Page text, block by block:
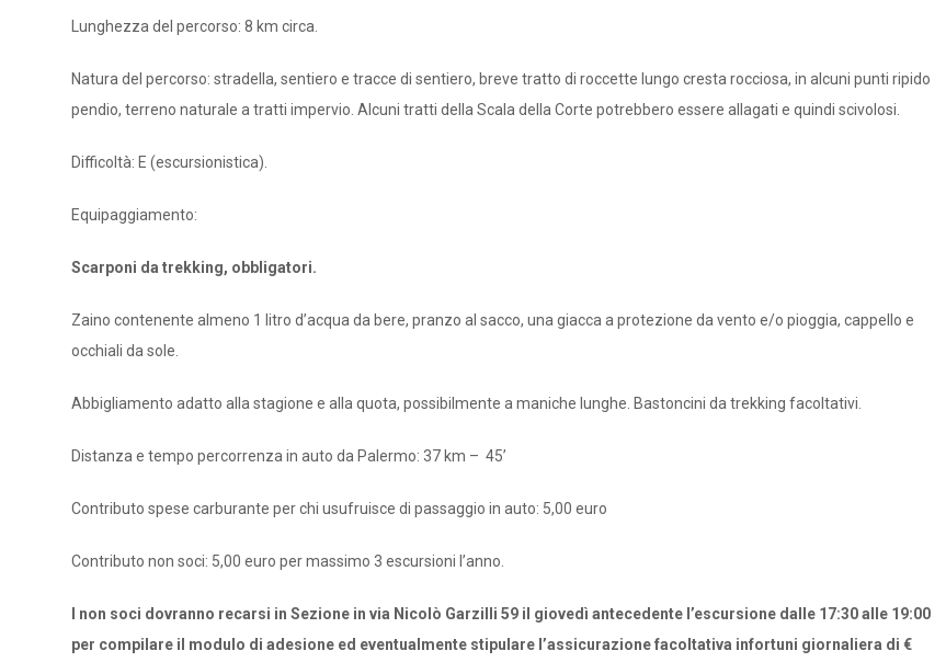
Lunghezza del percorso: 8 km circa.
Natura del percorso: stradella, sentiero e tracce di sentiero, breve tratto di roccette lungo cresta rocciosa, in alcuni punti ripido
pendio, terreno naturale a tratti impervio. Alcuni tratti della Scala della Corte potrebbero essere allagati e quindi scivolosi.
Difficoltà: E (escursionistica).
Equipaggiamento:
Scarponi da trekking, obbligatori.
Zaino contenente almeno 1 litro d’acqua da bere, pranzo al sacco, una giacca a protezione da vento e/o pioggia, cappello e
occhiali da sole.
Abbigliamento adatto alla stagione e alla quota, possibilmente a maniche lunghe. Bastoncini da trekking facoltativi.
Distanza e tempo percorrenza in auto da Palermo: 37 km – 45’
Contributo spese carburante per chi usufruisce di passaggio in auto: 5,00 euro
Contributo non soci: 5,00 euro per massimo 3 escursioni l’anno.
I non soci dovranno recarsi in Sezione in via Nicolò Garzilli 59 il giovedì antecedente l’escursione dalle 17:30 alle 19:00
per compilare il modulo di adesione ed eventualmente stipulare l’assicurazione facoltativa infortuni giornaliera di €